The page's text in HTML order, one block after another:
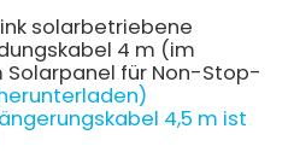
solarbetriebene
4 m (im
für Non-Stop-
4,5 m ist